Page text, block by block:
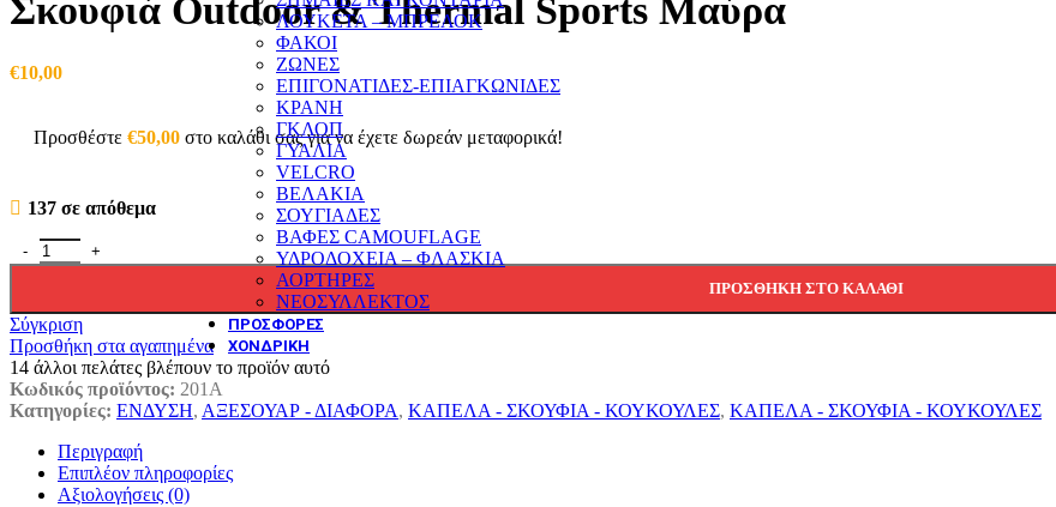
ΛΟΥΚΕΤΑ – ΜΠΡΕΛΟΚ
ΦΑΚΟΙ
ΖΩΝΕΣ
ΕΠΙΓΟΝΑΤΙΔΕΣ-ΕΠΙΑΓΚΩΝΙΔΕΣ
ΚΡΑΝΗ
ΓΚΛΟΠ
ΓΥΑΛΙΑ
VELCRO
ΒΕΛΑΚΙΑ
ΣΟΥΓΙΑΔΕΣ
ΒΑΦΕΣ CAMOUFLAGE
ΥΔΡΟΔΟΧΕΙΑ – ΦΛΑΣΚΙΑ
ΑΟΡΤΗΡΕΣ
ΝΕΟΣΥΛΛΕΚΤΟΣ
ΠΡΟΣΦΟΡΕΣ
ΧΟΝΔΡΙΚΗ
Σκουφιά Outdoor & Thermal Sports Μαύρα
€10,00
Προσθέστε €50,00 στο καλάθι σας για να έχετε δωρεάν μεταφορικά!
137 σε απόθεμα
Σκουφιά Outdoor & Thermal Sports Μαύρα ποσότητα
ΠΡΟΣΘΉΚΗ ΣΤΟ ΚΑΛΆΘΙ
Σύγκριση
Προσθήκη στα αγαπημένα
14 άλλοι πελάτες βλέπουν το προϊόν αυτό
Κωδικός προϊόντος: 201Α
Κατηγορίες: ΕΝΔΥΣΗ, ΑΞΕΣΟΥΑΡ - ΔΙΑΦΟΡΑ, ΚΑΠΕΛΑ - ΣΚΟΥΦΙΑ - ΚΟΥΚΟΥΛΕΣ, ΚΑΠΕΛΑ - ΣΚΟΥΦΙΑ - ΚΟΥΚΟΥΛΕΣ
Περιγραφή
Επιπλέον πληροφορίες
Αξιολογήσεις (0)